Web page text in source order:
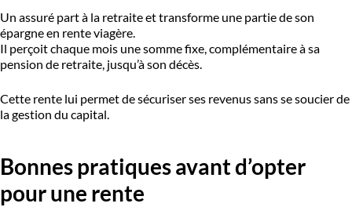
Un assuré part à la retraite et transforme une partie de son
épargne en rente viagère.
Il perçoit chaque mois une somme fixe, complémentaire à sa
pension de retraite, jusqu’à son décès.
Cette rente lui permet de sécuriser ses revenus sans se soucier de
la gestion du capital.
Bonnes pratiques avant d’opter
pour une rente